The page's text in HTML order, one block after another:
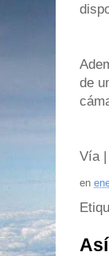
de
Vía |
en